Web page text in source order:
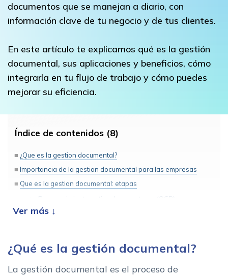
documentos que se manejan a diario, con
información clave de tu negocio y de tus clientes.
En este artículo te explicamos qué es la gestión
documental, sus aplicaciones y beneficios, cómo
integrarla en tu flujo de trabajo y cómo puedes
mejorar su eficiencia.
Índice de contenidos (8)
¿Que es la gestion documental?
Importancia de la gestion documental para las empresas
Que es la gestion documental: etapas
Workflow: flujo de trabajo eficiente
¿Qué es la gestión documental?
La gestión documental es el proceso de